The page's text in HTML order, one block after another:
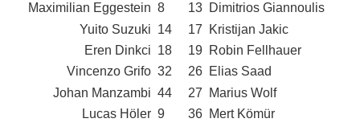
Maximilian Eggestein 8 13 Dimitrios Giannoulis
Yuito Suzuki 14 17
Kristijan Jakic
Eren Dinkci 18 19 Robin Fellhauer
Vincenzo Grifo 32 26 Elias Saad
Johan Manzambi 44 27
Marius Wolf
Lucas Höler 9 36 Mert Kömür